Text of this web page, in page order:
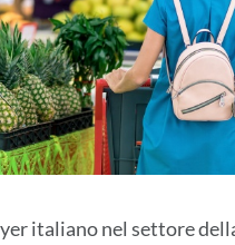
italiano nel settore